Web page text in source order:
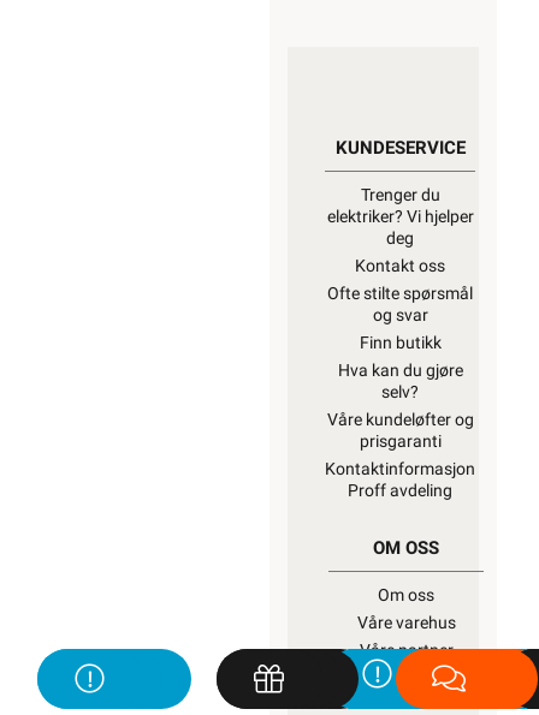
KUNDESERVICE
Trenger du
elektriker? Vi hjelper
deg
Kontakt oss
Ofte stilte spørsmål
og svar
Finn butikk
Hva kan du gjøre
selv?
Våre kundeløfter og
prisgaranti
Kontaktinformasjon
Proff avdeling
OM OSS
Om oss
Våre varehus
Våre partner
Fremtidens
energiløsninger